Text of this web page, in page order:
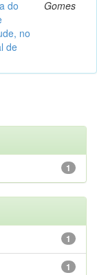
do
no
de
Gomes
1
1
1